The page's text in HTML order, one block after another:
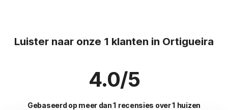
Luister naar onze 1 klanten in Ortigueira
4.0/5
Gebaseerd op meer dan 1 recensies over 1 huizen